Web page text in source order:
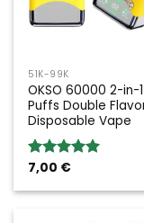
51K-99K
OKSO 60000 2-in-
Puffs Double
Disposable Vape
Valoración:
5
7,00 €